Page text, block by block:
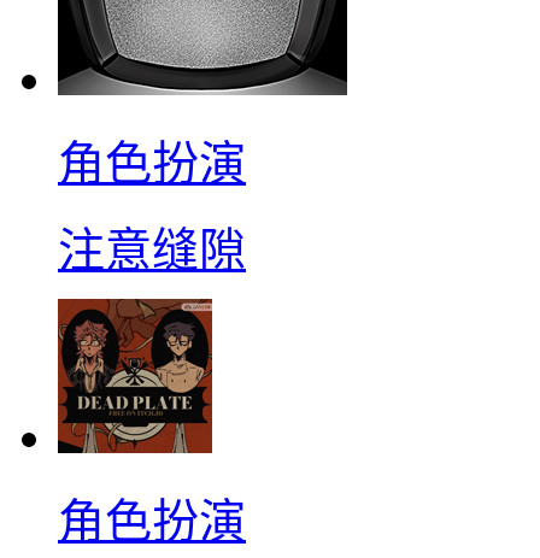
角色扮演
注意缝隙
角色扮演